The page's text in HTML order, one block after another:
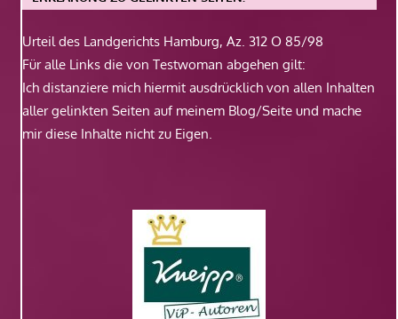
Urteil des Landgerichts Hamburg, Az. 312 O 85/98
Für alle Links die von Testwoman abgehen gilt:
Ich distanziere mich hiermit ausdrücklich von allen Inhalten
aller gelinkten Seiten auf meinem Blog/Seite und mache
mir diese Inhalte nicht zu Eigen.